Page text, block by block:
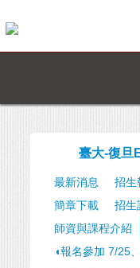
臺大-復旦
最新消息 招生
簡章下載
招生
師資與課程介紹
◖報名參加 7/25